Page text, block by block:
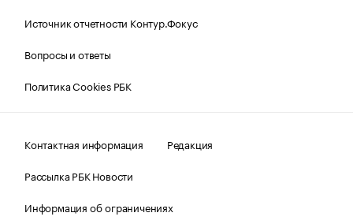
Источник отчетности Контур.Фокус
Вопросы и ответы
Политика Cookies РБК
Контактная информация
Редакция
Рассылка РБК Новости
Информация об ограничениях